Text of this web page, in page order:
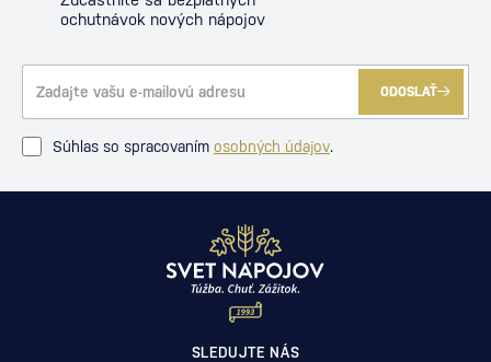
ochutnávok nových nápojov
ODOSLAŤ
Súhlas so spracovaním osobných údajov.
SLEDUJTE NÁS